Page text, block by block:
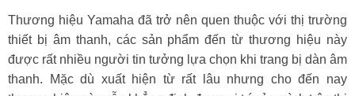
Thương hiệu Yamaha đã trở nên quen thuộc với thị trường
thiết bị âm thanh, các sản phẩm đến từ thương hiệu này
được rất nhiều người tin tưởng lựa chọn khi trang bị dàn âm
thanh. Mặc dù xuất hiện từ rất lâu nhưng cho đến nay